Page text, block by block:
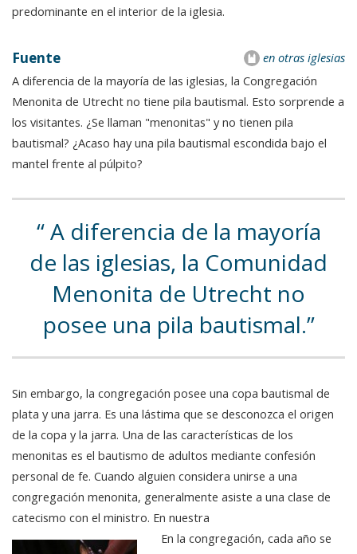
predominante en el interior de la iglesia.
en otras iglesias
Fuente
A diferencia de la mayoría de las iglesias, la Congregación
Menonita de Utrecht no tiene pila bautismal. Esto sorprende a
los visitantes. ¿Se llaman "menonitas" y no tienen pila
bautismal? ¿Acaso hay una pila bautismal escondida bajo el
mantel frente al púlpito?
A diferencia de la mayoría
de las iglesias, la Comunidad
Menonita de Utrecht no
posee una pila bautismal.
Sin embargo, la congregación posee una copa bautismal de
plata y una jarra. Es una lástima que se desconozca el origen
de la copa y la jarra. Una de las características de los
menonitas es el bautismo de adultos mediante confesión
personal de fe. Cuando alguien considera unirse a una
congregación menonita, generalmente asiste a una clase de
catecismo con el ministro. En nuestra
En la congregación, cada año se